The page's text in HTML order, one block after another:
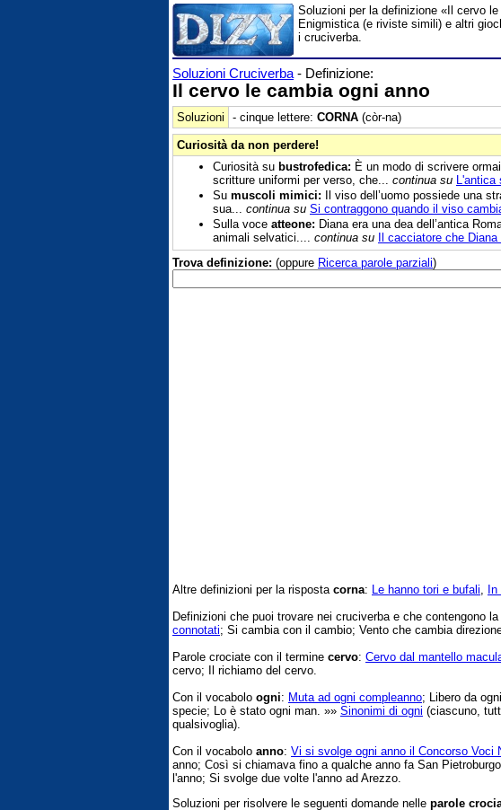
Soluzioni per la definizione «Il cervo
Enigmistica (e riviste simili) e altri
i cruciverba.
Soluzioni Cruciverba - Definizione:
Il cervo le cambia ogni anno
Soluzioni - cinque lettere: CORNA (còr-na)
Curiosità da non perdere!
Curiosità su bustrofedica: È un modo di scrivere
scritture uniformi per verso, che... continua su L'antica
Su muscoli mimici: Il viso dell’uomo possiede una
sua... continua su Si contraggono quando il viso
Sulla voce atteone: Diana era una dea dell’antica
animali selvatici.... continua su Il cacciatore che
Trova definizione: (oppure Ricerca parole parziali)
Altre definizioni per la risposta corna: Le hanno tori e bufali In
Definizioni che puoi trovare nei cruciverba e che contengono la
connotati; Si cambia con il cambio; Vento che cambia
Parole crociate con il termine cervo: Cervo dal mantello
cervo; Il richiamo del cervo.
Con il vocabolo ogni: Muta ad ogni compleanno; Libero da
specie; Lo è stato ogni man. »» Sinonimi di ogni (ciascuno,
qualsivoglia).
Con il vocabolo anno: Vi si svolge ogni anno il Concorso Voci
anno; Così si chiamava fino a qualche anno fa San
l'anno; Si svolge due volte l'anno ad Arezzo.
Soluzioni per risolvere le seguenti domande nelle parole